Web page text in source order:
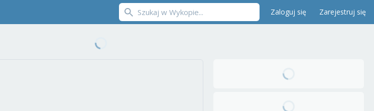
Zaloguj się Zarejestruj się